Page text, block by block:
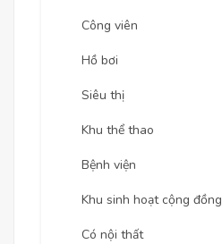
Công viên
Hồ bơi
Siêu thị
Khu thể thao
Bệnh viện
Khu sinh hoạt cộng đồng
Có nội thất